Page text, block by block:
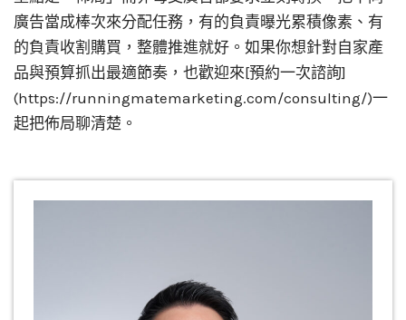
廣告當成棒次來分配任務，有的負責曝光累積像素、有
的負責收割購買，整體推進就好。如果你想針對自家產
品與預算抓出最適節奏，也歡迎來[預約一次諮詢]
(https://runningmatemarketing.com/consulting/)一
起把佈局聊清楚。